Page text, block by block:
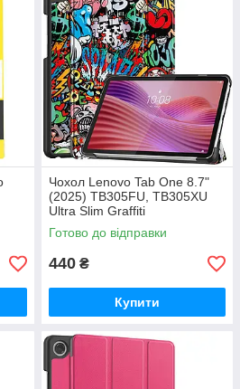
Чохол Lenovo Tab One 8.7"
(2025) TB305FU, TB305XU
Ultra Slim Graffiti
Готово до відправки
440 ₴
Купити